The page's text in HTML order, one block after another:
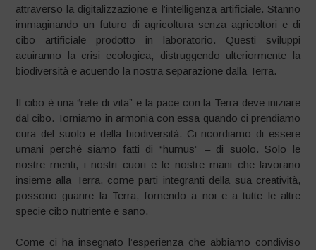
attraverso la digitalizzazione e l’intelligenza artificiale. Stanno
immaginando un futuro di agricoltura senza agricoltori e di
cibo artificiale prodotto in laboratorio. Questi sviluppi
acuiranno la crisi ecologica, distruggendo ulteriormente la
biodiversità e acuendo la nostra separazione dalla Terra.
Il cibo è una “rete di vita” e la pace con la Terra deve iniziare
dal cibo. Torniamo in armonia con essa quando ci prendiamo
cura del suolo e della biodiversità. Ci ricordiamo di essere
umani perché siamo fatti di “humus” – di suolo. Solo le
nostre menti, i nostri cuori e le nostre mani che lavorano
insieme alla Terra, come parti integranti della sua creatività,
possono guarire la Terra, fornendo a noi e a tutte le altre
specie cibo nutriente e sano.
Come ci ha insegnato l’esperienza che abbiamo condiviso